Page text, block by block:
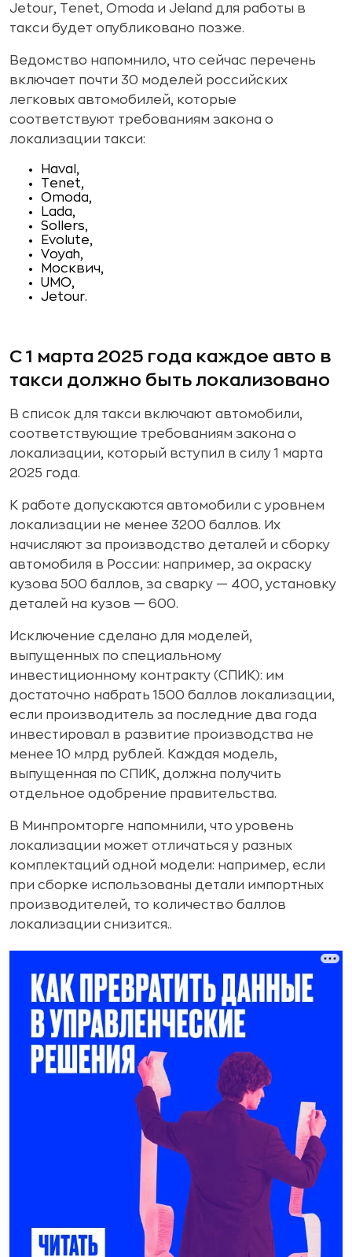
Jetour, Tenet, Omoda и Jeland для работы в
такси будет опубликовано позже.
Ведомство напомнило, что сейчас перечень
включает почти 30 моделей российских
легковых автомобилей, которые
соответствуют требованиям закона о
локализации такси:
Haval,
Tenet,
Omoda,
Lada,
Sollers,
Evolute,
Voyah,
Москвич,
UMO,
Jetour.
С 1 марта 2025 года каждое авто в
такси должно быть локализовано
В список для такси включают автомобили,
соответствующие требованиям закона о
локализации, который вступил в силу 1 марта
2025 года.
К работе допускаются автомобили с уровнем
локализации не менее 3200 баллов. Их
начисляют за производство деталей и сборку
автомобиля в России: например, за окраску
кузова 500 баллов, за сварку — 400, установку
деталей на кузов — 600.
Исключение сделано для моделей,
выпущенных по специальному
инвестиционному контракту (СПИК): им
достаточно набрать 1500 баллов локализации,
если производитель за последние два года
инвестировал в развитие производства не
менее 10 млрд рублей. Каждая модель,
выпущенная по СПИК, должна получить
отдельное одобрение правительства.
В Минпромторге напомнили, что уровень
локализации может отличаться у разных
комплектаций одной модели: например, если
при сборке использованы детали импортных
производителей, то количество баллов
локализации снизится..